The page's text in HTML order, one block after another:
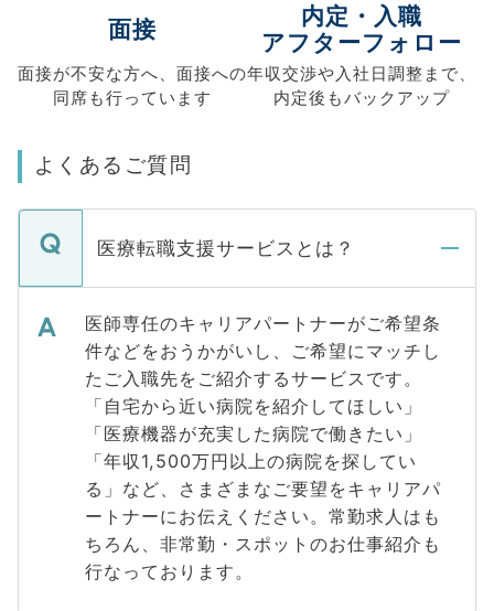
面接
面接が不安な方へ、 面接への
同席も行っています
内定・入職
アフターフォロー
年収交渉や入社日調整まで、
内定後もバックアップ
よくあるご質問
医療転職支援サービスとは？
医師専任のキャリアパートナーがご希望条
件などをおうかがいし、ご希望にマッチし
たご入職先をご紹介するサービスです。
「自宅から近い病院を紹介してほしい」
「医療機器が充実した病院で働きたい」
「年収1,500万円以上の病院を探してい
る」など、さまざまなご要望をキャリアパ
ートナーにお伝えください。常勤求人はも
ちろん、非常勤・スポットのお仕事紹介も
行なっております。